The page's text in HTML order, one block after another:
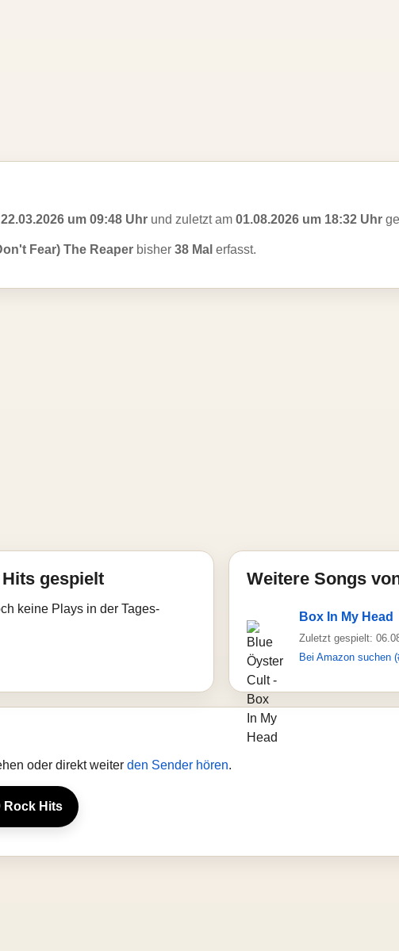
22.03.2026 um 09:48 Uhr und zuletzt am 01.08.2026 um 18:32 Uhr
Fear) The Reaper bisher 38 Mal erfasst.
gespielt
keine Plays in der Tages-
Weitere Songs
Box In My Head
Zuletzt gespielt:
Bei Amazon suchen
oder direkt weiter den Sender hören.
Rock Hits